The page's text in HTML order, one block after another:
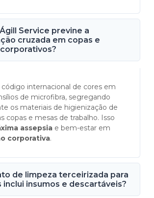
Service previne a
cruzada em copas e
internacional de cores em
de microfibra, segregando
os materiais de higienização de
copas e mesas de trabalho. Isso
assepsia e bem-estar em
corporativa.
de limpeza terceirizada para
insumos e descartáveis?